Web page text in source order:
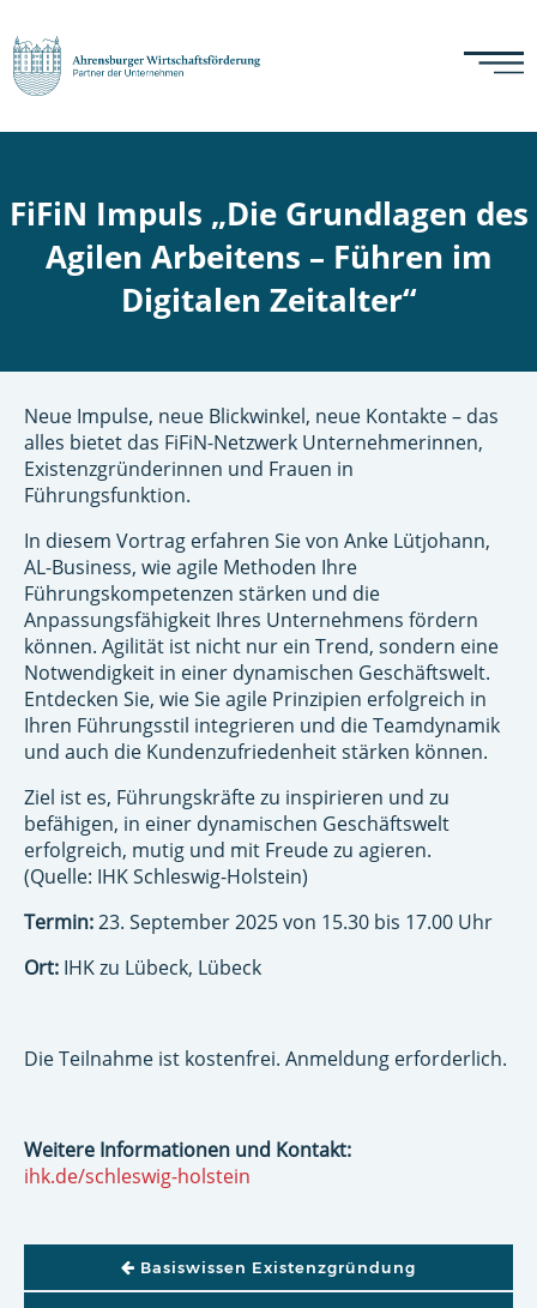
FiFiN Impuls „Die Grundlagen des
Agilen Arbeitens – Führen im
Digitalen Zeitalter“
Neue Impulse, neue Blickwinkel, neue Kontakte – das
alles bietet das FiFiN-Netzwerk Unternehmerinnen,
Existenzgründerinnen und Frauen in
Führungsfunktion.
In diesem Vortrag erfahren Sie von Anke Lütjohann,
AL-Business, wie agile Methoden Ihre
Führungskompetenzen stärken und die
Anpassungsfähigkeit Ihres Unternehmens fördern
können. Agilität ist nicht nur ein Trend, sondern eine
Notwendigkeit in einer dynamischen Geschäftswelt.
Entdecken Sie, wie Sie agile Prinzipien erfolgreich in
Ihren Führungsstil integrieren und die Teamdynamik
und auch die Kundenzufriedenheit stärken können.
Ziel ist es, Führungskräfte zu inspirieren und zu
befähigen, in einer dynamischen Geschäftswelt
erfolgreich, mutig und mit Freude zu agieren.
(Quelle: IHK Schleswig-Holstein)
Termin:23. September 2025 von 15.30 bis 17.00 Uhr
Ort: IHK zu Lübeck, Lübeck
Die Teilnahme ist kostenfrei. Anmeldung erforderlich.
Weitere Informationen und Kontakt:
ihk.de/schleswig-holstein
BEITRAGSNAVIGATION
Basiswissen Existenzgründung